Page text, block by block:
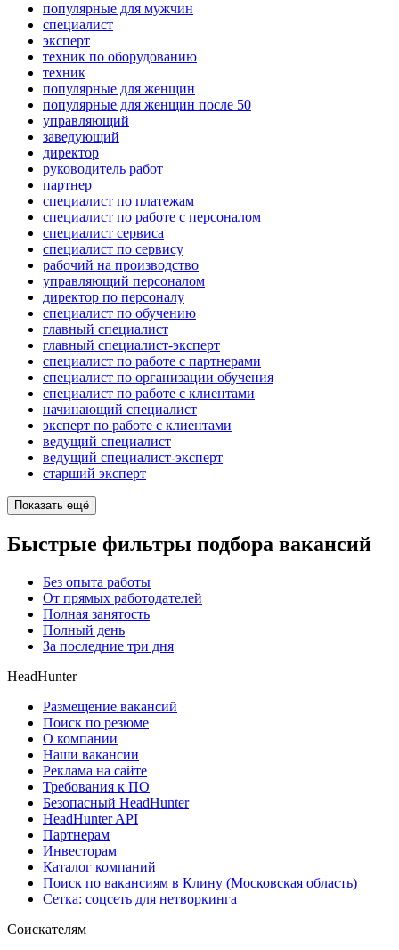
популярные для мужчин
специалист
эксперт
техник по оборудованию
техник
популярные для женщин
популярные для женщин после 50
управляющий
заведующий
директор
руководитель работ
партнер
специалист по платежам
специалист по работе с персоналом
специалист сервиса
специалист по сервису
рабочий на производство
управляющий персоналом
директор по персоналу
специалист по обучению
главный специалист
главный специалист-эксперт
специалист по работе с партнерами
специалист по организации обучения
специалист по работе с клиентами
начинающий специалист
эксперт по работе с клиентами
ведущий специалист
ведущий специалист-эксперт
старший эксперт
Показать ещё
Быстрые фильтры подбора вакансий
Без опыта работы
От прямых работодателей
Полная занятость
Полный день
За последние три дня
HeadHunter
Размещение вакансий
Поиск по резюме
О компании
Наши вакансии
Реклама на сайте
Требования к ПО
Безопасный HeadHunter
HeadHunter API
Партнерам
Инвесторам
Каталог компаний
Поиск по вакансиям в Клину (Московская область)
Сетка: соцсеть для нетворкинга
Соискателям